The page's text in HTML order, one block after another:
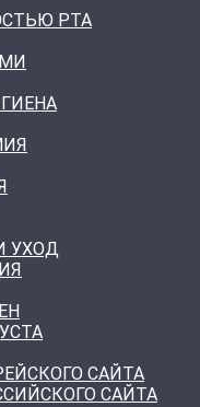
РТА
УХОД
САЙТА
САЙТА